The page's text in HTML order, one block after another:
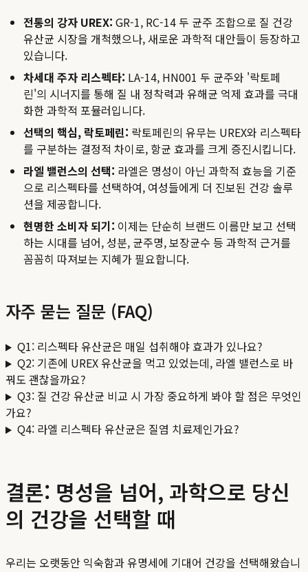
전통의 강자 UREX: GR-1, RC-14 두 균주 조합으로 질 건강
유산균 시장을 개척했으나, 새로운 과학적 대안들이 등장하고
있습니다.
차세대 주자 리스펙타: LA-14, HN001 두 균주와 '락토페
린'의 시너지를 통해 질 내 정착력과 유해균 억제 효과를 극대
화한 과학적 포뮬러입니다.
선택의 핵심, 락토페린: 락토페린의 유무는 UREX와 리스펙타
를 구분하는 결정적 차이로, 항균 효과를 크게 증진시킵니다.
라엘 밸런스의 선택: 라엘은 명성이 아닌 과학적 효능을 기준
으로 리스펙타를 선택하여, 여성들에게 더 진보된 건강 솔루
션을 제공합니다.
현명한 소비자 되기: 이제는 단순히 브랜드 이름만 보고 선택
하는 시대를 넘어, 성분, 균주명, 보장균수 등 과학적 근거를
꼼꼼히 따져보는 지혜가 필요합니다.
자주 묻는 질문 (FAQ)
Q1: 리스펙타 유산균은 매일 섭취해야 효과가 있나요?
Q2: 기존에 UREX 유산균을 먹고 있었는데, 라엘 밸런스로 바
꿔도 괜찮을까요?
Q3: 질 건강 유산균 비교 시 가장 중요하게 봐야 할 점은 무엇인
가요?
Q4: 라엘 리스펙타 유산균은 질염 치료제인가요?
결론: 명성을 넘어, 과학으로 당신
의 건강을 선택할 때
우리는 오랫동안 익숙함과 유명세에 기대어 건강을 선택해왔습니